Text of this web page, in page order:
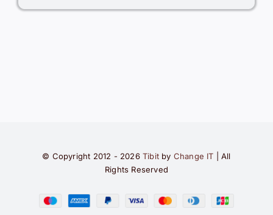
© Copyright 2012 - 2026 Tibitby Change IT | All
Rights Reserved